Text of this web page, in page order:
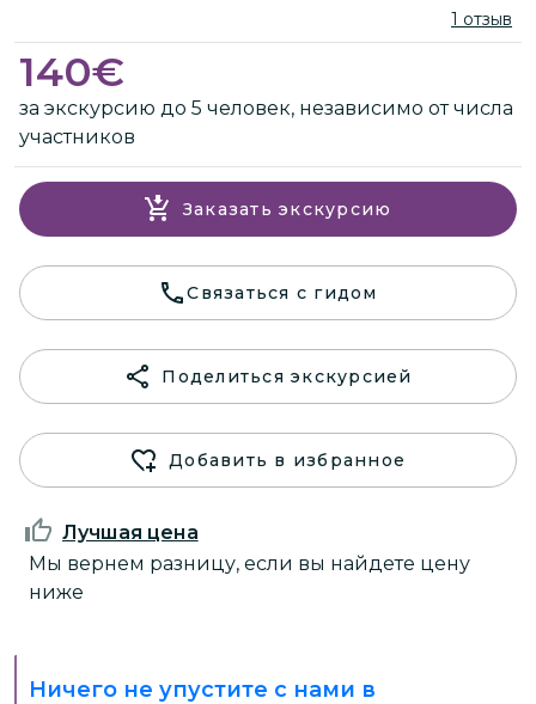
1 отзыв
140€
за экскурсию до 5 человек, независимо от числа
участников
Заказать экскурсию
Связаться с гидом
Поделиться экскурсией
Добавить в избранное
Лучшая цена
Мы вернем разницу, если вы найдете цену
ниже
Ничего не упустите с нами в